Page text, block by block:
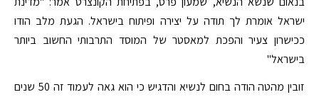
ישראל אומרת לך תודה על יצירה ופיתוח בישראל. הגעת מלב הודו
ככישרון צעיר והפכת למאסטר של המוסד התרבותי החשוב ביותר
בישראל"
זובין מהטה הודה בחום לנשיא והדגיש כי הוא גאה לעמוד זה 50 שנים